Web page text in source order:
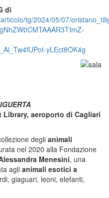
di
tg/2024/05/07/
yLEct8OK4g
Library, aeroporto di Cagliari
degli animali
nel 2020 alla Fondazione
Menesini, una
agli animali esotici a
giaguari, leoni, elefanti,